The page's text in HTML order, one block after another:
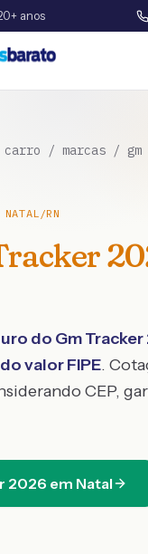
anos
carro / marcas / gm
NATAL /RN
do GmTracker
valor FIPE.
CEP,
2026 em Natal